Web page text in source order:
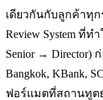
เดียวกันกับลูกค้าทุก
Review System ที่ท
Senior → Director)
Bangkok, KBank,
ฟอร์แมตที่สถานทูต